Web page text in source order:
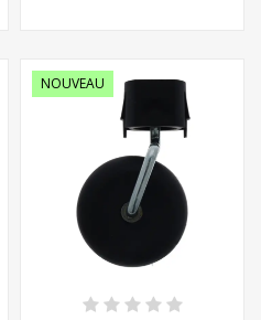
NOUVEAU